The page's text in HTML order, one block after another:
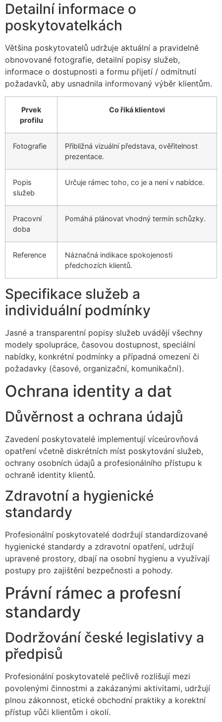
Detailní informace o
poskytovatelkách
Většina poskytovatelů udržuje aktuální a pravidelně
obnovované fotografie, detailní popisy služeb,
informace o dostupnosti a formu přijetí / odmítnutí
požadavků, aby usnadnila informovaný výběr klientům.
Prvek
profilu
Co říká klientovi
Fotografie
Přibližná vizuální představa, ověřitelnost
prezentace.
Popis
služeb
Určuje rámec toho, co je a není v nabídce.
Pracovní
doba
Pomáhá plánovat vhodný termín schůzky.
Reference
Náznačná indikace spokojenosti
předchozích klientů.
Specifikace služeb a
individuální podmínky
Jasné a transparentní popisy služeb uvádějí všechny
modely spolupráce, časovou dostupnost, speciální
nabídky, konkrétní podmínky a případná omezení či
požadavky (časové, organizační, komunikační).
Ochrana identity a dat
Důvěrnost a ochrana údajů
Zavedení poskytovatelé implementují víceúrovňová
opatření včetně diskrétních míst poskytování služeb,
ochrany osobních údajů a profesionálního přístupu k
ochraně identity klientů.
Zdravotní a hygienické
standardy
Profesionální poskytovatelé dodržují standardizované
hygienické standardy a zdravotní opatření, udržují
upravené prostory, dbají na osobní hygienu a využívají
postupy pro zajištění bezpečnosti a pohody.
Právní rámec a profesní
standardy
Dodržování české legislativy a
předpisů
Profesionální poskytovatelé pečlivě rozlišují mezi
povolenými činnostmi a zakázanými aktivitami, udržují
plnou zákonnost, etické obchodní praktiky a korektní
přístup vůči klientům i okolí.